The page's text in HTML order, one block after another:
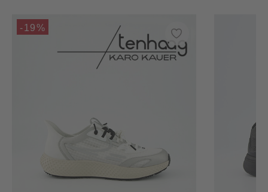
-19%